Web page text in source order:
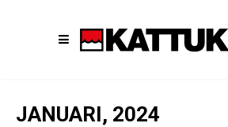
JANUARI, 2024